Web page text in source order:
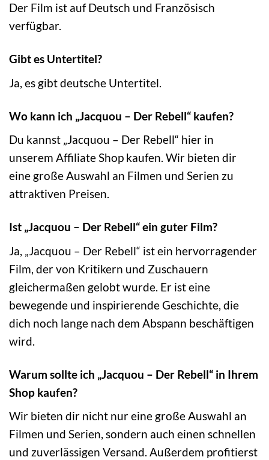
Der Film ist auf Deutsch und Französisch
verfügbar.
Gibt es Untertitel?
Ja, es gibt deutsche Untertitel.
Wo kann ich „Jacquou – Der Rebell“ kaufen?
Du kannst „Jacquou – Der Rebell“ hier in
unserem Affiliate Shop kaufen. Wir bieten dir
eine große Auswahl an Filmen und Serien zu
attraktiven Preisen.
Ist „Jacquou – Der Rebell“ ein guter Film?
Ja, „Jacquou – Der Rebell“ ist ein hervorragender
Film, der von Kritikern und Zuschauern
gleichermaßen gelobt wurde. Er ist eine
bewegende und inspirierende Geschichte, die
dich noch lange nach dem Abspann beschäftigen
wird.
Warum sollte ich „Jacquou – Der Rebell“ in Ihrem
Shop kaufen?
Wir bieten dir nicht nur eine große Auswahl an
Filmen und Serien, sondern auch einen schnellen
und zuverlässigen Versand. Außerdem profitierst